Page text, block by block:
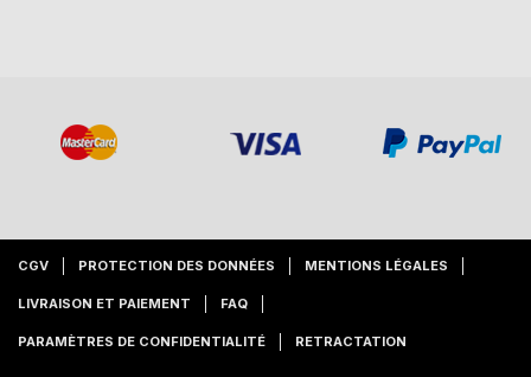
CGV PROTECTION DES DONNÉES MENTIONS LÉGALES
LIVRAISON ET PAIEMENT FAQ
PARAMÈTRES DE CONFIDENTIALITÉ RETRACTATION